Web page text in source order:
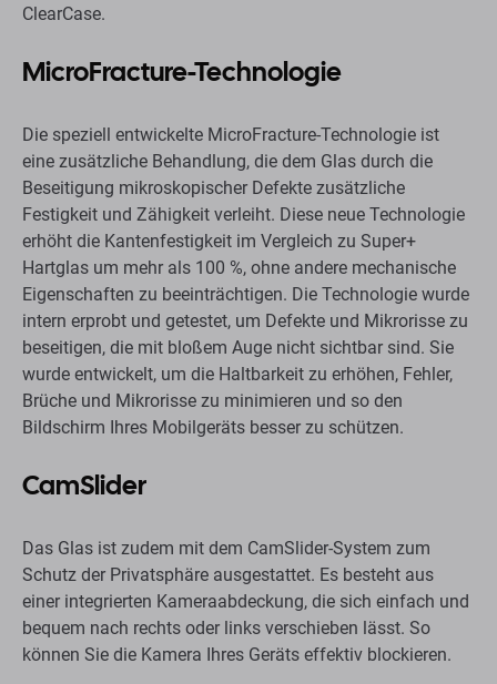
ClearCase.
MicroFracture-Technologie
Die speziell entwickelte MicroFracture-Technologie ist
eine zusätzliche Behandlung, die dem Glas durch die
Beseitigung mikroskopischer Defekte zusätzliche
Festigkeit und Zähigkeit verleiht. Diese neue Technologie
erhöht die Kantenfestigkeit im Vergleich zu Super+
Hartglas um mehr als 100 %, ohne andere mechanische
Eigenschaften zu beeinträchtigen. Die Technologie wurde
intern erprobt und getestet, um Defekte und Mikrorisse zu
beseitigen, die mit bloßem Auge nicht sichtbar sind. Sie
wurde entwickelt, um die Haltbarkeit zu erhöhen, Fehler,
Brüche und Mikrorisse zu minimieren und so den
Bildschirm Ihres Mobilgeräts besser zu schützen.
CamSlider
Das Glas ist zudem mit dem CamSlider-System zum
Schutz der Privatsphäre ausgestattet. Es besteht aus
einer integrierten Kameraabdeckung, die sich einfach und
bequem nach rechts oder links verschieben lässt. So
können Sie die Kamera Ihres Geräts effektiv blockieren.